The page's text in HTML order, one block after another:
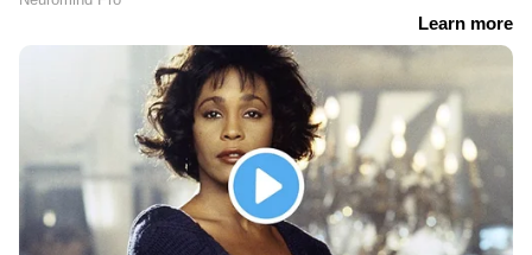
കേരളത്തിലെ എല്ലാ വാർത്തകൾKerala
അറിയാൻ എപ്പോഴും ഏഷ്യാനെറ്റ്
ന്യൂസ് വാർത്തകൾ.Malayalam News
തത്സമയ അപ്‌ഡേറ്റുകളും ആഴത്തിലുള്ള
വിശകലനവും സമഗ്രമായ റിപ്പോർട്ടിംഗും —
എല്ലാം ഒരൊറ്റ സ്ഥലത്ത്. ഏത് സമയത്തും,
എവിടെയും വിശ്വസനീയമായ വാർത്തകൾ